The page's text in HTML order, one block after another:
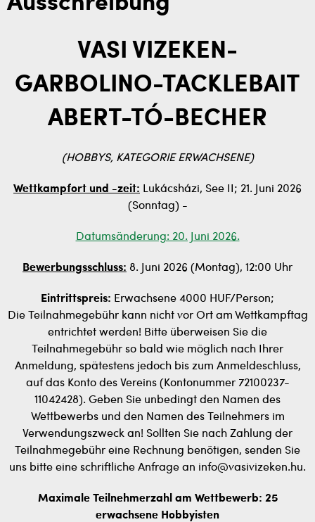
VASI VIZEKEN-
GARBOLINO-TACKLEBAIT
ABERT-TÓ-BECHER
(HOBBYS, KATEGORIE ERWACHSENE)
Wettkampfort und -zeit: Lukácsházi, See II; 21. Juni 2026
(Sonntag) -
Datumsänderung: 20. Juni 2026.
Bewerbungsschluss: 8. Juni 2026 (Montag), 12:00 Uhr
Eintrittspreis: Erwachsene 4000 HUF/Person;
Die Teilnahmegebühr kann nicht vor Ort am Wettkampftag
entrichtet werden! Bitte überweisen Sie die
Teilnahmegebühr so bald wie möglich nach Ihrer
Anmeldung, spätestens jedoch bis zum Anmeldeschluss,
auf das Konto des Vereins (Kontonummer 72100237-
11042428). Geben Sie unbedingt den Namen des
Wettbewerbs und den Namen des Teilnehmers im
Verwendungszweck an! Sollten Sie nach Zahlung der
Teilnahmegebühr eine Rechnung benötigen, senden Sie
uns bitte eine schriftliche Anfrage an info@vasivizeken.hu.
Maximale Teilnehmerzahl am Wettbewerb: 25
erwachsene Hobbyisten